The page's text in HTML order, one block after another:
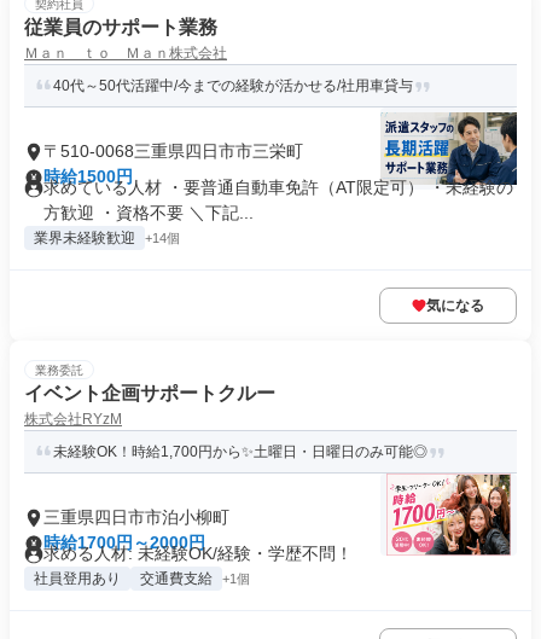
契約社員
従業員のサポート業務
Ｍａｎ ｔｏ Ｍａｎ株式会社
40代～50代活躍中/今までの経験が活かせる/社用車貸与
〒510-0068三重県四日市市三栄町
時給1500円
求めている人材 ・要普通自動車免許（AT限定可） ・未経験の
方歓迎 ・資格不要 ＼下記...
業界未経験歓迎 +14個
気になる
業務委託
イベント企画サポートクルー
株式会社RYzM
未経験OK！時給1,700円から✨土曜日・日曜日のみ可能◎
三重県四日市市泊小柳町
時給1700円～2000円
求める人材: 未経験OK/経験・学歴不問！
社員登用あり 交通費支給 +1個